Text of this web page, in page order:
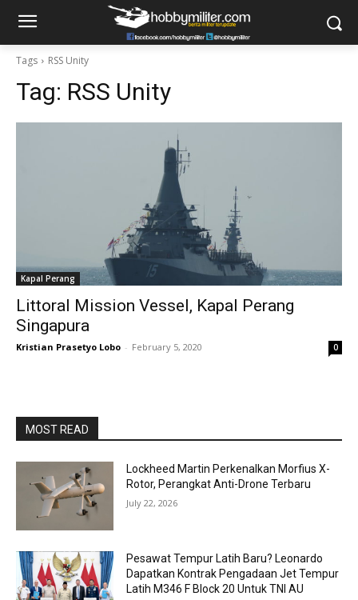
Tags RSS Unity
Tag: RSS Unity
Kapal Perang
Littoral Mission Vessel, Kapal Perang
Singapura
Kristian Prasetyo Lobo - February 5, 2020 0
MOST READ
Lockheed Martin Perkenalkan Morfius X-
Rotor, Perangkat Anti-Drone Terbaru
July 22, 2026
Pesawat Tempur Latih Baru? Leonardo
Dapatkan Kontrak Pengadaan Jet Tempur
Latih M346 F Block 20 Untuk TNI AU